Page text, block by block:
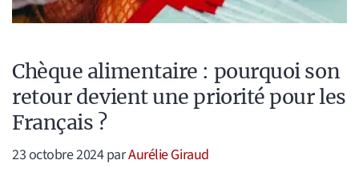
Chèque alimentaire : pourquoi son
retour devient une priorité pour les
Français ?
23 octobre 2024parAurélie Giraud